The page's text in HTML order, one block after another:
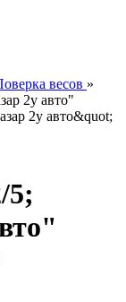
весов »
2у авто"